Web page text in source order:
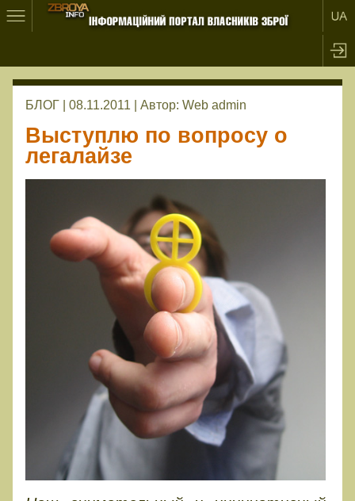
БЛОГ | 08.11.2011 | Автор: Web admin
Выступлю по вопросу о
легалайзе